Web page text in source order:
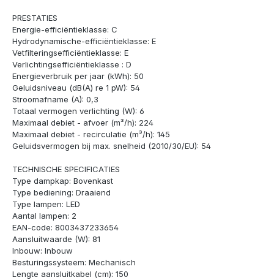
PRESTATIES
Energie-efficiëntieklasse: C
Hydrodynamische-efficiëntieklasse: E
Vetfilteringsefficiëntieklasse: E
Verlichtingsefficiëntieklasse : D
Energieverbruik per jaar (kWh): 50
Geluidsniveau (dB(A) re 1 pW): 54
Stroomafname (A): 0,3
Totaal vermogen verlichting (W): 6
Maximaal debiet - afvoer (m³/h): 224
Maximaal debiet - recirculatie (m³/h): 145
Geluidsvermogen bij max. snelheid (2010/30/EU): 54
TECHNISCHE SPECIFICATIES
Type dampkap: Bovenkast
Type bediening: Draaiend
Type lampen: LED
Aantal lampen: 2
EAN-code: 8003437233654
Aansluitwaarde (W): 81
Inbouw: Inbouw
Besturingssysteem: Mechanisch
Lengte aansluitkabel (cm): 150